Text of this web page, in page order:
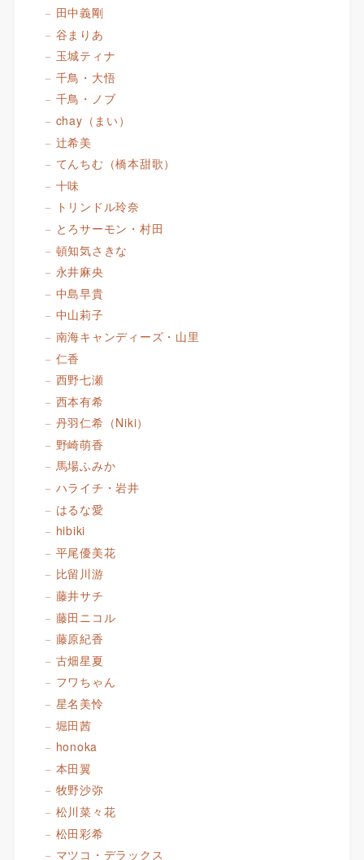
田中義剛
谷まりあ
玉城ティナ
千鳥・大悟
千鳥・ノブ
chay（まい）
辻希美
てんちむ（橋本甜歌）
十味
トリンドル玲奈
とろサーモン・村田
頓知気さきな
永井麻央
中島早貴
中山莉子
南海キャンディーズ・山里
仁香
西野七瀬
西本有希
丹羽仁希（Niki）
野崎萌香
馬場ふみか
ハライチ・岩井
はるな愛
hibiki
平尾優美花
比留川游
藤井サチ
藤田ニコル
藤原紀香
古畑星夏
フワちゃん
星名美怜
堀田茜
honoka
本田翼
牧野沙弥
松川菜々花
松田彩希
マツコ・デラックス